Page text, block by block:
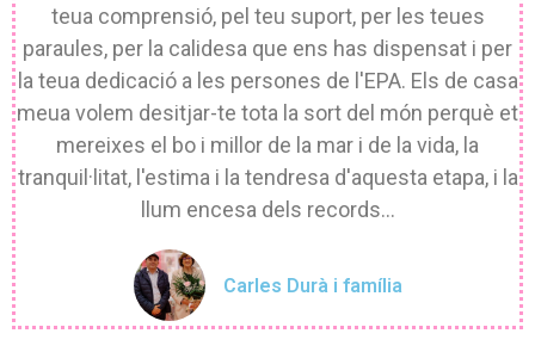
teua comprensió, pel teu suport, per les teues
paraules, per la calidesa que ens has dispensat i per
la teua dedicació a les persones de l'EPA. Els de casa
meua volem desitjar-te tota la sort del món perquè et
mereixes el bo i millor de la mar i de la vida, la
tranquil·litat, l'estima i la tendresa d'aquesta etapa, i la
llum encesa dels records...
Carles Durà i família